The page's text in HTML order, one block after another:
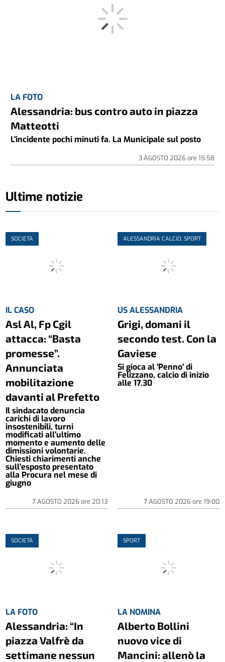
LA FOTO
Alessandria: bus contro auto in piazza
Matteotti
L'incidente pochi minuti fa. La Municipale sul posto
3 AGOSTO 2026ore 15:58
Ultime notizie
SOCIETÀ
IL CASO
Asl Al, Fp Cgil
attacca: “Basta
promesse”.
Annunciata
mobilitazione
davanti al Prefetto
Il sindacato denuncia
carichi di lavoro
insostenibili, turni
modificati all'ultimo
momento e aumento delle
dimissioni volontarie.
Chiesti chiarimenti anche
sull'esposto presentato
alla Procura nel mese di
giugno
7 AGOSTO 2026ore 20:13
ALESSANDRIA CALCIO, SPORT
US ALESSANDRIA
Grigi, domani il
secondo test. Con la
Gaviese
Si gioca al 'Penno' di
Felizzano, calcio di inizio
alle 17.30
7 AGOSTO 2026ore 19:00
SOCIETÀ
LA FOTO
Alessandria: “In
piazza Valfrè da
settimane nessun
SPORT
LA NOMINA
Alberto Bollini
nuovo vice di
Mancini: allenò la